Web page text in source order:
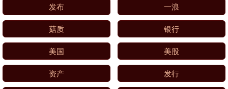
发布 一浪
菇质 银行
美国 美股
资产 发行